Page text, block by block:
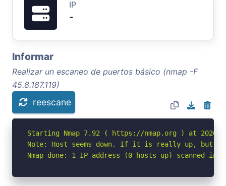
IP
-
Informar
Realizar un escaneo de puertos básico (nmap -F
45.8.187.119)
reescane
Starting Nmap 7.92 ( https://nmap.org ) at 2026-
Note: Host seems down. If it is really up, but
Nmap done: 1 IP address (0 hosts up) scanned in